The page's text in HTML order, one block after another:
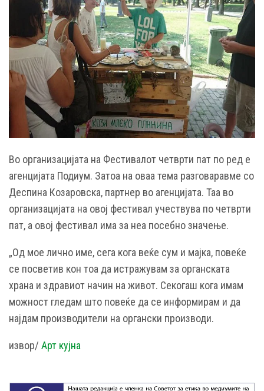
Во организацијата на Фестивалот четврти пат по ред е
агенцијата Подиум. Затоа на оваа тема разговаравме со
Деспина Козаровска, партнер во агенцијата. Таа во
организацијата на овој фестивал учествува по четврти
пат, а овој фестивал има за неа посебно значење.
„Од мое лично име, сега кога веќе сум и мајка, повеќе
се посветив кон тоа да истражувам за органската
храна и здравиот начин на живот. Секогаш кога имам
можност гледам што повеќе да се информирам и да
најдам производители на органски производи.
извор/ Арт кујна